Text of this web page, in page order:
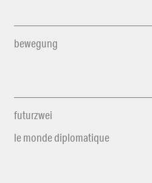
bewegung
futurzwei
le monde diplomatique